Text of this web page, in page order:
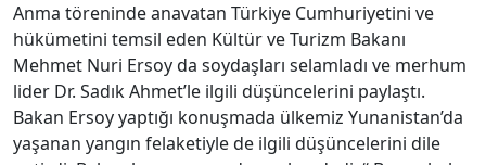
Anma töreninde anavatan Türkiye Cumhuriyetini ve
hükümetini temsil eden Kültür ve Turizm Bakanı
Mehmet Nuri Ersoy da soydaşları selamladı ve merhum
lider Dr. Sadık Ahmet’le ilgili düşüncelerini paylaştı.
Bakan Ersoy yaptığı konuşmada ülkemiz Yunanistan’da
yaşanan yangın felaketiyle de ilgili düşüncelerini dile